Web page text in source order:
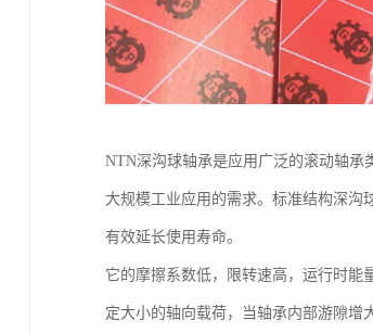
NTN深沟球轴承是应用广泛的滚动轴承
大规模工业应用的需求。标准结构深沟
有效延长使用寿命。
它的摩擦系数低，限转速高，运行时能
定大小的轴向载荷，当轴承内部游隙增